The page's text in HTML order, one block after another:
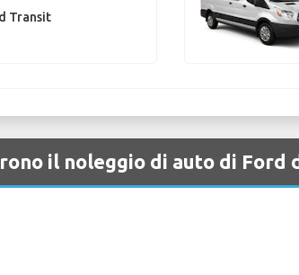
Transit
il noleggio di auto di Ford